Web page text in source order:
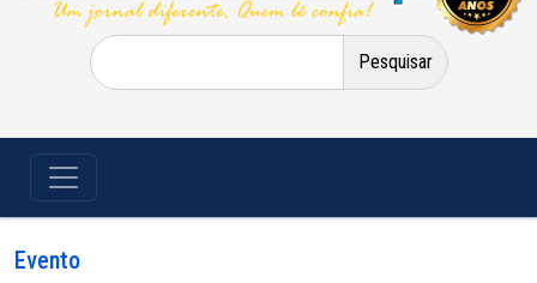
Pesquisar
por:
Evento